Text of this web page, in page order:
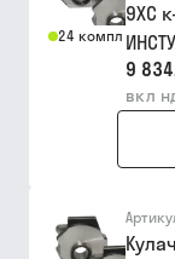
24 компл
9ХС
9
вкл